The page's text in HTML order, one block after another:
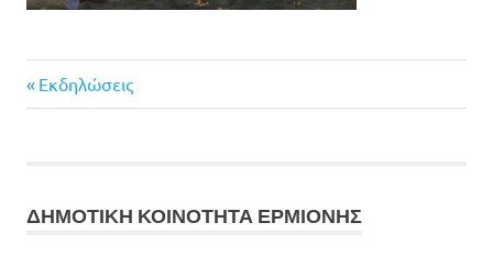
Πλοήγηση
Previous
Post:
Εκδηλώσεις
ΔΗΜΟΤΙΚΗ ΚΟΙΝΟΤΗΤΑ ΕΡΜΙΟΝΗΣ